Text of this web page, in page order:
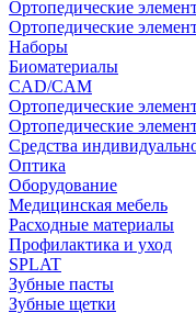
Ортопедические
Ортопедические
Наборы
Биоматериалы
CAD/CAM
Ортопедические
Ортопедические
Средства
Оптика
Оборудование
Медицинская мебель
Расходные материалы
Профилактика и уход
SPLAT
Зубные пасты
Зубные щетки